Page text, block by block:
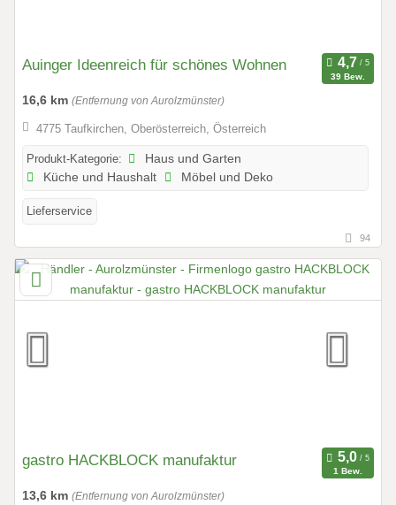
Auinger Ideenreich für schönes Wohnen
39 Bew.
16,6 km (Entfernung von Aurolzmünster)
4775 Taufkirchen, Oberösterreich, Österreich
Produkt-Kategorie:
Haus und Garten
Küche und Haushalt
Möbel und Deko
Lieferservice
94
gastro HACKBLOCK manufaktur
1 Bew.
13,6 km (Entfernung von Aurolzmünster)